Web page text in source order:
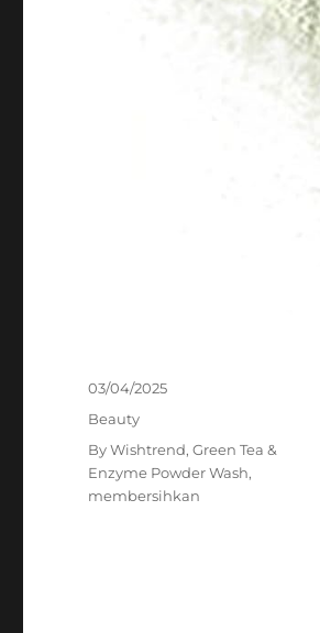
Posted
03/04/2025
Categories
Beauty
Tags
By Wishtrend,Green Tea &
Enzyme Powder Wash,
membersihkan